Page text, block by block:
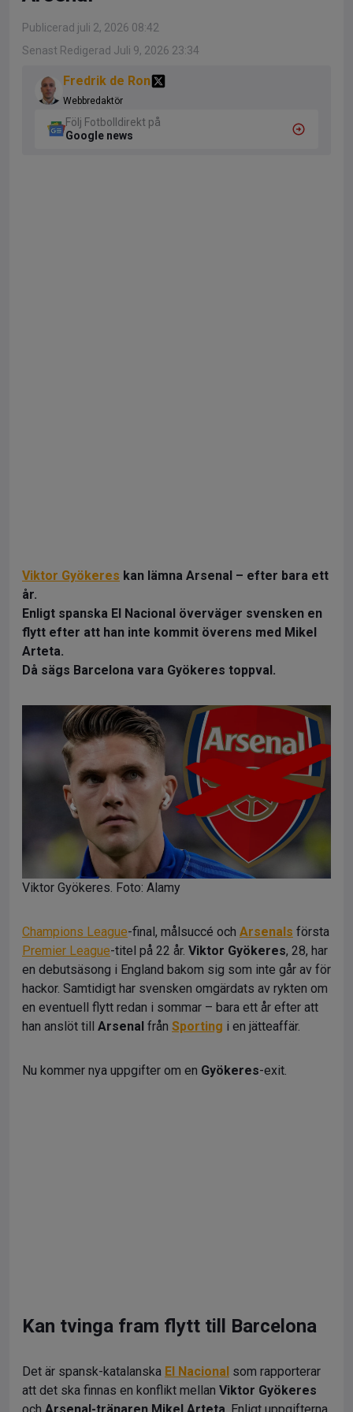
Publicerad juli 2, 2026 08:42
Senast Redigerad Juli 9, 2026 23:34
Fredrik de Ron
Webbredaktör
Följ Fotbolldirekt på
Google news
Viktor Gyökeres kan lämna Arsenal – efter bara ett
år.
Enligt spanska El Nacional överväger svensken en
flytt efter att han inte kommit överens med Mikel
Arteta.
Då sägs Barcelona vara Gyökeres toppval.
Viktor Gyökeres. Foto: Alamy
Champions League-final, målsuccé och Arsenals första
Premier League-titel på 22 år. Viktor Gyökeres, 28, har
en debutsäsong i England bakom sig som inte går av för
hackor. Samtidigt har svensken omgärdats av rykten om
en eventuell flytt redan i sommar – bara ett år efter att
han anslöt till Arsenal från Sporting i en jätteaffär.
Nu kommer nya uppgifter om en Gyökeres-exit.
Kan tvinga fram flytt till Barcelona
Det är spansk-katalanska El Nacional som rapporterar
att det ska finnas en konflikt mellan Viktor Gyökeres